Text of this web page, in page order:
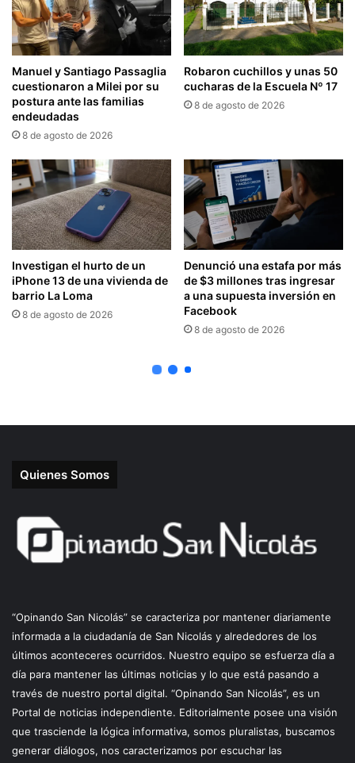
Quienes Somos
“Opinando San Nicolás” se caracteriza por mantener diariamente
informada a la ciudadanía de San Nicolás y alrededores de los
últimos aconteceres ocurridos. Nuestro equipo se esfuerza día a
día para mantener las últimas noticias y lo que está pasando a
través de nuestro portal digital. “Opinando San Nicolás”, es un
Portal de noticias independiente. Editorialmente posee una visión
que trasciende la lógica informativa, somos pluralistas, buscamos
generar diálogos, nos caracterizamos por escuchar las